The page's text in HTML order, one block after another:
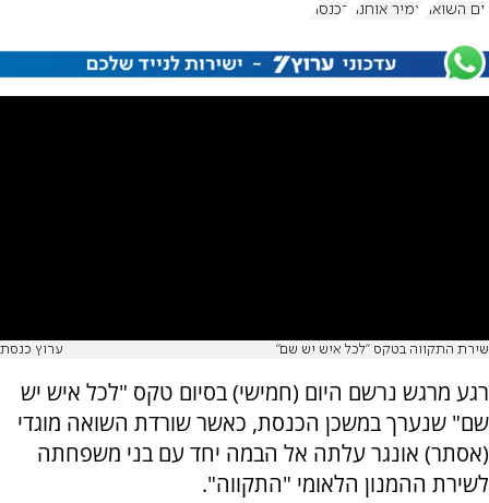
יום השואה אמיר אוחנה הכנסת
שירת התקווה בטקס "לכל איש יש שם" ערוץ כנסת
רגע מרגש נרשם היום (חמישי) בסיום טקס "לכל איש יש
שם" שנערך במשכן הכנסת, כאשר שורדת השואה מוגדי
(אסתר) אונגר עלתה אל הבמה יחד עם בני משפחתה
לשירת ההמנון הלאומי "התקווה".